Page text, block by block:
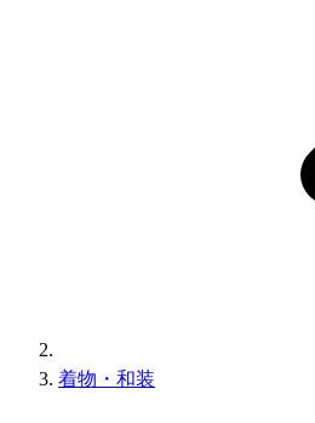
着物・和装